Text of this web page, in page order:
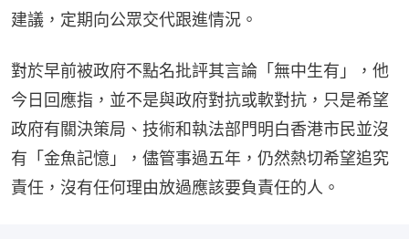
建議，定期向公眾交代跟進情況。
對於早前被政府不點名批評其言論「無中生有」，他
今日回應指，並不是與政府對抗或軟對抗，只是希望
政府有關決策局、技術和執法部門明白香港市民並沒
有「金魚記憶」，儘管事過五年，仍然熱切希望追究
責任，沒有任何理由放過應該要負責任的人。